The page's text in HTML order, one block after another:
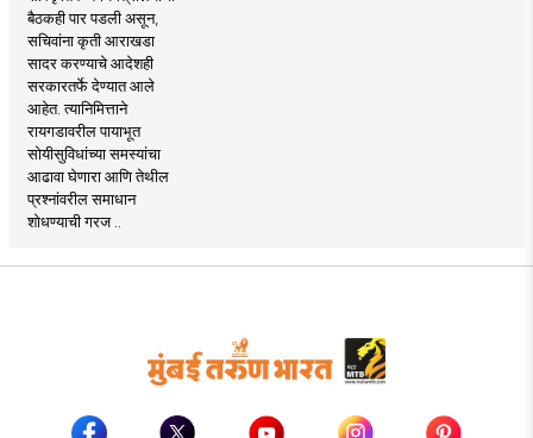
बैठकही पार पडली असून,
सचिवांना कृती आराखडा
सादर करण्याचे आदेशही
सरकारतर्फे देण्यात आले
आहेत. त्यानिमित्ताने
रायगडावरील पायाभूत
सोयीसुविधांच्या समस्यांचा
आढावा घेणारा आणि तेथील
प्रश्नांवरील समाधान
शोधण्याची गरज ..